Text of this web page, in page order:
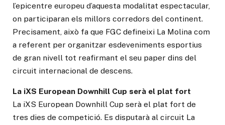
l’epicentre europeu d’aquesta modalitat espectacular,
on participaran els millors corredors del continent.
Precisament, això fa que FGC defineixi La Molina com
a referent per organitzar esdeveniments esportius
de gran nivell tot reafirmant el seu paper dins del
circuit internacional de descens.
La iXS European Downhill Cup serà el plat fort
La iXS European Downhill Cup serà el plat fort de
tres dies de competició. Es disputarà al circuit La